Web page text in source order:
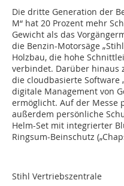
Die dritte Generation der
M“ hat 20 Prozent mehr
Gewicht als das
die Benzin-Motorsäge
Holzbau, die hohe
verbindet. Darüber hinaus
die cloudbasierte Software
digitale Management von
ermöglicht. Auf der Messe
außerdem persönliche
Helm-Set mit integrierter
Ringsum-Beinschutz
Stihl Vertriebszentrale